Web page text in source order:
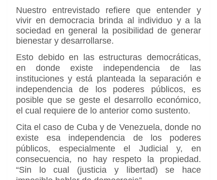
Nuestro entrevistado refiere que entender y
vivir en democracia brinda al individuo y a la
sociedad en general la posibilidad de generar
bienestar y desarrollarse.
Esto debido en las estructuras democráticas,
en donde existe independencia de las
instituciones y está planteada la separación e
independencia de los poderes públicos, es
posible que se geste el desarrollo económico,
el cual requiere de lo anterior como sustento.
Cita el caso de Cuba y de Venezuela, donde no
existe esa independencia de los poderes
públicos, especialmente el Judicial y, en
consecuencia, no hay respeto la propiedad.
“Sin lo cual (justicia y libertad) se hace